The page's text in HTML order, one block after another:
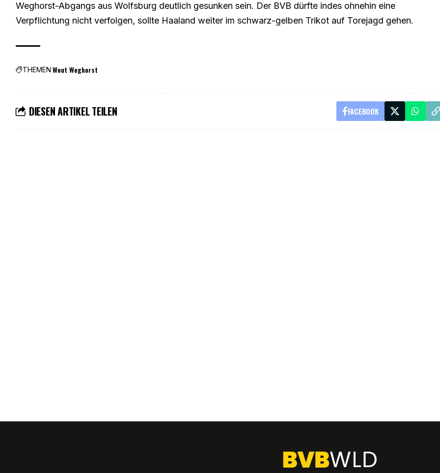
Weghorst-Abgangs aus Wolfsburg deutlich gesunken sein. Der BVB dürfte indes ohnehin eine
Verpflichtung nicht verfolgen, sollte Haaland weiter im schwarz-gelben Trikot auf Torejagd gehen.
THEMEN Wout Weghorst
DIESEN ARTIKEL TEILEN FACEBOOK